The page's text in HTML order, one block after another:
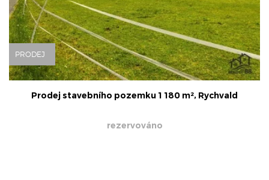
PRODEJ
Prodej stavebního pozemku 1 180 m², Rychvald
rezervováno